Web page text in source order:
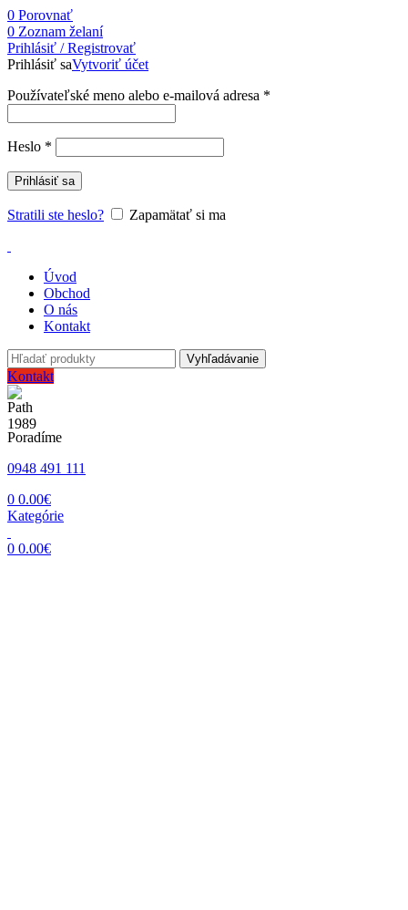
0 Porovnať
0 Zoznam želaní
Prihlásiť / Registrovať
Prihlásiť saVytvoriť účet
Používateľské meno alebo e-mailová adresa *
Heslo *
Prihlásiť sa
Stratili ste heslo? Zapamätať si ma
Úvod
Obchod
O nás
Kontakt
Vyhľadávanie
Kontakt
Poradíme
0948 491 111
0 0.00€
Kategórie
0 0.00€